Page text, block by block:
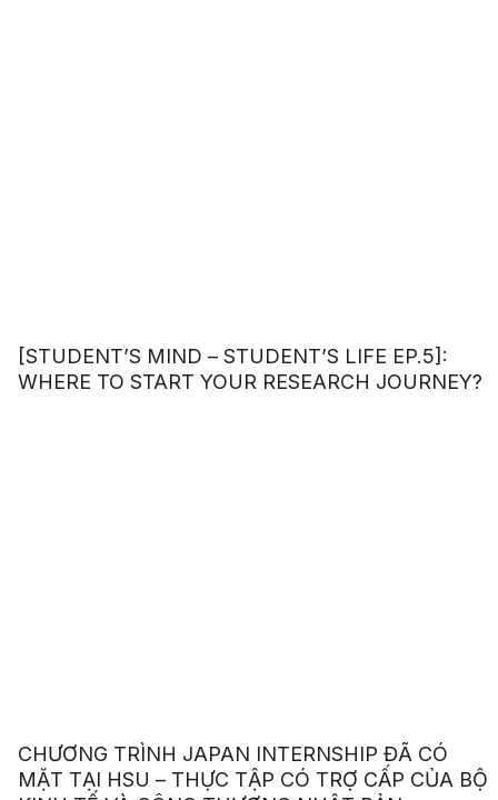
[STUDENT’S MIND – STUDENT’S LIFE EP.5]:
WHERE TO START YOUR RESEARCH JOURNEY?
CHƯƠNG TRÌNH JAPAN INTERNSHIP ĐÃ CÓ
MẶT TẠI HSU – THỰC TẬP CÓ TRỢ CẤP CỦA BỘ